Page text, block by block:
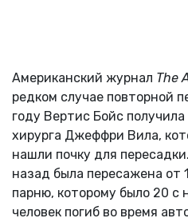
Американский журнал The
редком случае повторной
году Вертис Бойс получила
хирурга Джеффри Вила,
нашли почку для
назад была пересажена от
парню, которому было 20 с
человек погиб во время